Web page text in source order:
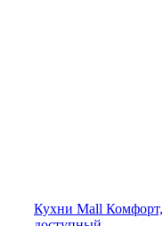
Кухни Mall Комфорт,